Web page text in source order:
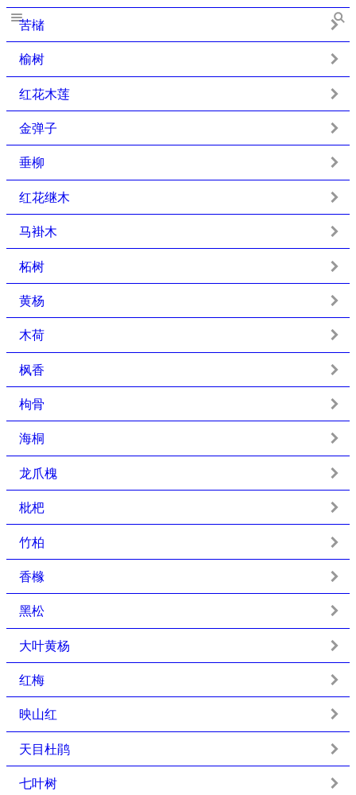
苦槠
榆树
红花木莲
金弹子
垂柳
红花继木
马褂木
柘树
黄杨
木荷
枫香
枸骨
海桐
龙爪槐
枇杷
竹柏
香橼
黑松
大叶黄杨
红梅
映山红
天目杜鹃
七叶树